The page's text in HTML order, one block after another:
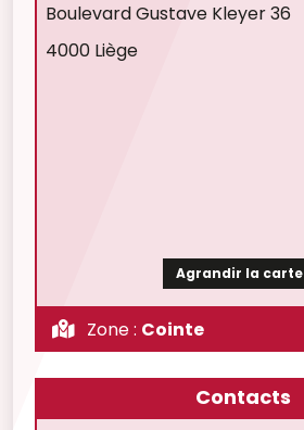
Boulevard Gustave Kleyer 36
4000 Liège
Agrandir la carte
Zone : Cointe
Contacts